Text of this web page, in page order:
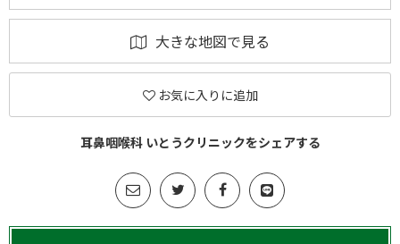
大きな地図で見る
お気に入りに追加
耳鼻咽喉科 いとうクリニックをシェアする